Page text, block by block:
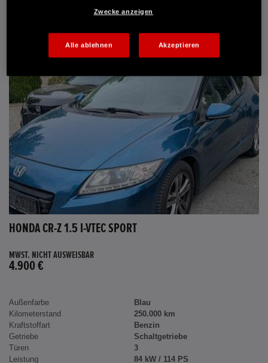
HONDA CR-Z 1.5 I-VTEC SPORT
MWST. NICHT AUSWEISBAR
4.900 €
Außenfarbe
Blau
Kilometerstand
250.000 km
Kraftstoffart
Benzin
Getriebe
Schaltgetriebe
Türen
3
Leistung
84 kW / 114 PS
Zwecke anzeigen
Alle ablehnen Akzeptieren